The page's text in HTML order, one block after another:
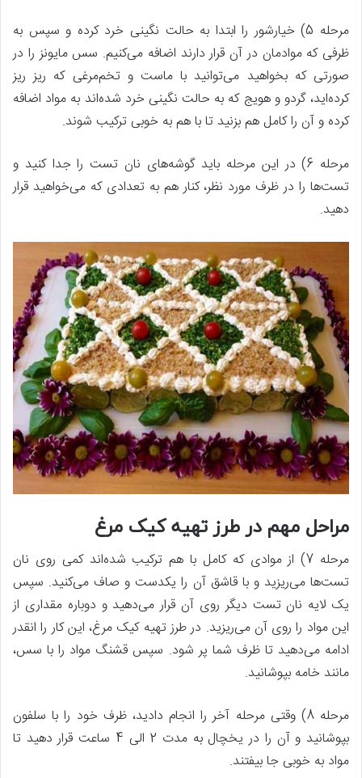
مرحله 5) خیارشور را ابتدا به حالت نگینی خرد کرده و سپس به
ظرفی که موادمان در آن قرار دارند اضافه می‌کنیم. سس مایونز را در
صورتی که بخواهید می‌توانید با ماست و تخم‌مرغی که ریز ریز
کرده‌اید، گردو و هویج که به حالت نگینی خرد شده‌اند به مواد اضافه
کرده و آن را کامل هم بزنید تا با هم به خوبی ترکیب شوند.
مرحله 6) در این مرحله باید گوشه‌های نان تست را جدا کنید و
تست‌ها را در ظرف مورد نظر، کنار هم به تعدادی که می‌خواهید قرار
دهید.
مراحل مهم در طرز تهیه کیک مرغ
مرحله 7) از موادی که کامل با هم ترکیب شده‌اند کمی روی نان
تست‌ها می‌ریزید و با قاشق آن را یکدست و صاف می‌کنید. سپس
یک لایه نان تست دیگر روی آن قرار می‌دهید و دوباره مقداری از
این مواد را روی آن می‌ریزید. در طرز تهیه کیک مرغ، این کار را انقدر
ادامه می‌دهید تا ظرف شما پر شود. سپس قشنگ مواد را با سس،
مانند خامه بپوشانید.
مرحله 8) وقتی مرحله آخر را انجام دادید، ظرف خود را با سلفون
بپوشانید و آن را در یخچال به مدت 2 الی 4 ساعت قرار دهید تا
مواد به خوبی جا بیفتند.